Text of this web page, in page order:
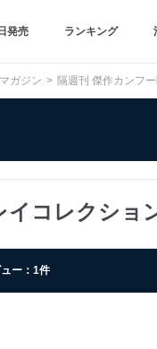
発売 ランキング
ガジン 隔週刊 傑作カンフ
イコレクショ
ー：1件